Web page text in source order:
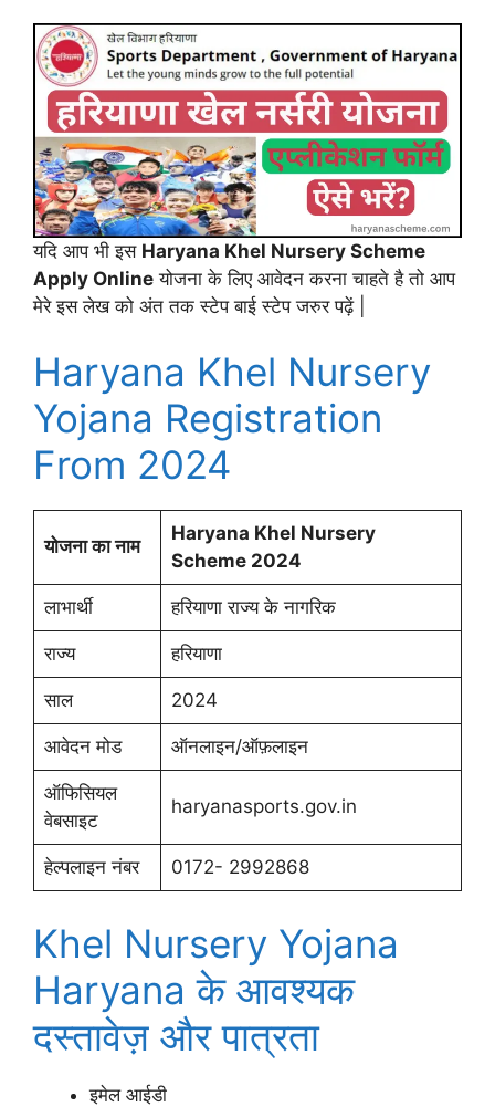
यदि आप भी इस Haryana Khel Nursery Scheme
Apply Online योजना के लिए आवेदन करना चाहते है तो आप
मेरे इस लेख को अंत तक स्टेप बाई स्टेप जरुर पढ़ें |
Haryana Khel Nursery
Yojana Registration
From 2024
योजना का नाम
Haryana Khel Nursery
Scheme 2024
लाभार्थी हरियाणा राज्य के नागरिक
राज्य हरियाणा
साल 2024
आवेदन मोड ऑनलाइन/ऑफ़लाइन
ऑफिसियल
वेबसाइट
haryanasports.gov.in
हेल्पलाइन नंबर 0172- 2992868
Khel Nursery Yojana
Haryana के आवश्यक
दस्तावेज़ और पात्रता
इमेल आईडी